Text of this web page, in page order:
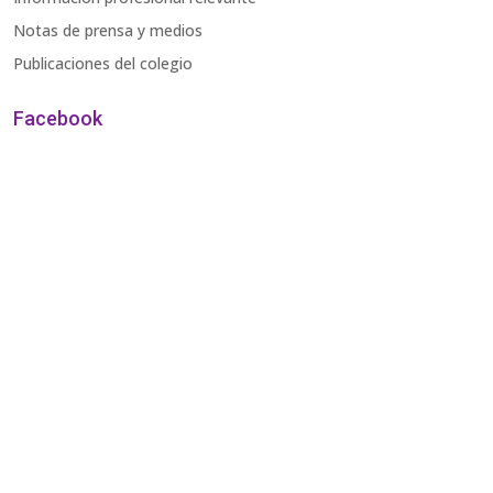
Notas de prensa y medios
Publicaciones del colegio
Facebook